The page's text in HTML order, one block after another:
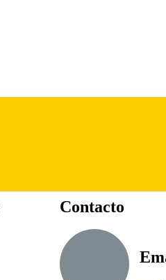
Contacto